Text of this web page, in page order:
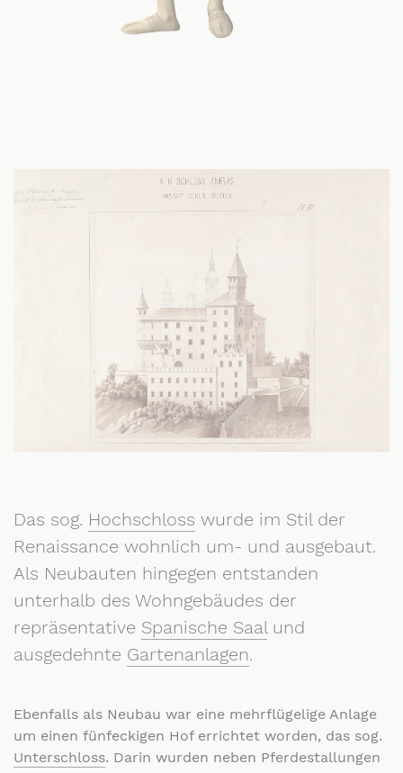
Das sog. Hochschloss wurde im Stil der
Renaissance wohnlich um- und ausgebaut.
Als Neubauten hingegen entstanden
unterhalb des Wohngebäudes der
repräsentative Spanische Saal und
ausgedehnte Gartenanlagen.
Ebenfalls als Neubau war eine mehrflügelige Anlage
um einen fünfeckigen Hof errichtet worden, das sog.
Unterschloss. Darin wurden neben Pferdestallungen